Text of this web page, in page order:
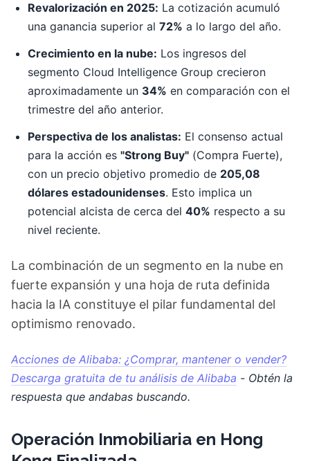
Revalorización en 2025: La cotización acumuló
una ganancia superior al 72% a lo largo del año.
Crecimiento en la nube: Los ingresos del
segmento Cloud Intelligence Group crecieron
aproximadamente un 34% en comparación con el
trimestre del año anterior.
Perspectiva de los analistas: El consenso actual
para la acción es "Strong Buy" (Compra Fuerte),
con un precio objetivo promedio de 205,08
dólares estadounidenses. Esto implica un
potencial alcista de cerca del 40% respecto a su
nivel reciente.
La combinación de un segmento en la nube en
fuerte expansión y una hoja de ruta definida
hacia la IA constituye el pilar fundamental del
optimismo renovado.
Acciones de Alibaba: ¿Comprar, mantener o vender?
Descarga gratuita de tu análisis de Alibaba - Obtén la
respuesta que andabas buscando.
Operación Inmobiliaria en Hong